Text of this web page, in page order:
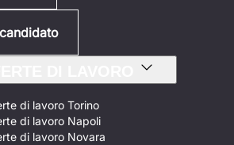
di lavoro Torino
di lavoro Napoli
di lavoro Novara